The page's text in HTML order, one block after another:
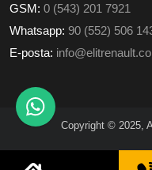
GSM: 0 (543) 201 7921
Whatsapp: 90 (552) 506
E-posta:
Copyright © 2025,